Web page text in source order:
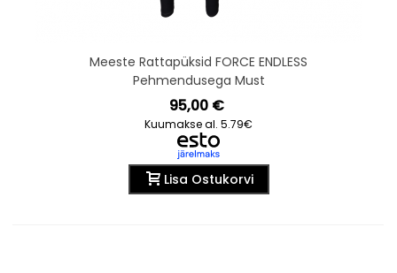
Meeste Rattapüksid FORCE ENDLESS
Pehmendusega Must
95,00 €
Kuumakse al. 5.79€
Lisa Ostukorvi